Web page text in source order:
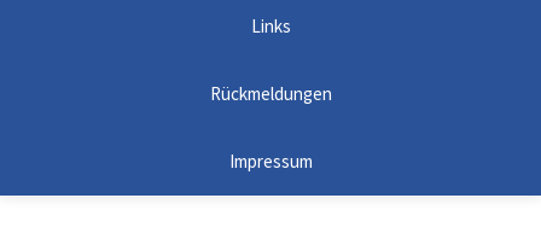
Links
Rückmeldungen
Impressum